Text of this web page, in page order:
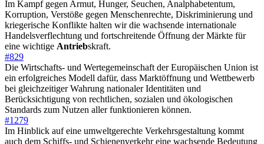
Im Kampf gegen Armut, Hunger, Seuchen, Analphabetentum,
Korruption, Verstöße gegen Menschenrechte, Diskriminierung und
kriegerische Konflikte halten wir die wachsende internationale
Handelsverflechtung und fortschreitende Öffnung der Märkte für
eine wichtige Antriebskraft.
#829
Die Wirtschafts- und Wertegemeinschaft der Europäischen Union ist
ein erfolgreiches Modell dafür, dass Marktöffnung und Wettbewerb
bei gleichzeitiger Wahrung nationaler Identitäten und
Berücksichtigung von rechtlichen, sozialen und ökologischen
Standards zum Nutzen aller funktionieren können.
#1279
Im Hinblick auf eine umweltgerechte Verkehrsgestaltung kommt
auch dem Schiffs- und Schienenverkehr eine wachsende Bedeutung